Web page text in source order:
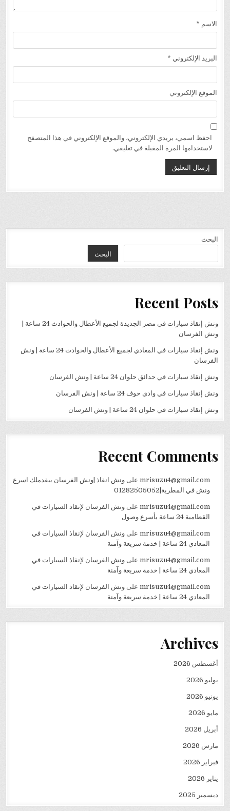
الاسم *
البريد الإلكتروني *
الموقع الإلكتروني
احفظ اسمي، بريدي الإلكتروني، والموقع الإلكتروني في هذا المتصفح
لاستخدامها المرة المقبلة في تعليقي.
البحث
البحث
Recent Posts
ونش إنقاذ سيارات في مصر الجديدة لجميع الأعطال والحوادث 24 ساعة |
ونش الفرسان
ونش إنقاذ سيارات في المعادي لجميع الأعطال والحوادث 24 ساعة | ونش
الفرسان
ونش إنقاذ سيارات في حدائق حلوان 24 ساعة | ونش الفرسان
ونش إنقاذ سيارات في وادي حوف 24 ساعة | ونش الفرسان
ونش إنقاذ سيارات في حلوان 24 ساعة | ونش الفرسان
Recent Comments
mrisuzu4@gmail.comعلى ونش انقاذ |ونش الفرسان بيقدملك اسرع
ونش في المطرية|01282505052
mrisuzu4@gmail.comعلى ونش الفرسان لإنقاذ السيارات في
القطامية 24 ساعة بأسرع وصول
mrisuzu4@gmail.comعلى ونش الفرسان لإنقاذ السيارات في
المعادي 24 ساعة | خدمة سريعة وآمنة
mrisuzu4@gmail.comعلى ونش الفرسان لإنقاذ السيارات في
المعادي 24 ساعة | خدمة سريعة وآمنة
mrisuzu4@gmail.comعلى ونش الفرسان لإنقاذ السيارات في
المعادي 24 ساعة | خدمة سريعة وآمنة
Archives
أغسطس 2026
يوليو 2026
يونيو 2026
مايو 2026
أبريل 2026
مارس 2026
فبراير 2026
يناير 2026
ديسمبر 2025